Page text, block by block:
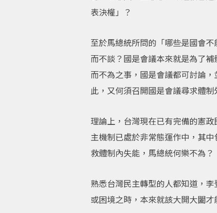
表決權」？
至於馬總統所問的「哪些是國會
而不談？國是會議本來就是為了
而不為之事，國是會議都可討論
此，又何須召開國是會議尋求體
理論上，台灣現在已有完備的憲
主機制已處於非常態運作中，其
救體制內失能，馬總統何樂不為？
熟悉台灣民主轉型的人都知道，
或困境之時，本來就該大開大闔